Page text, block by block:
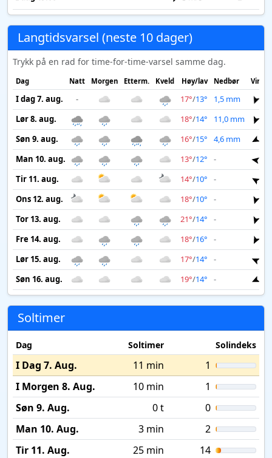
Langtidsvarsel (neste 10 dager)
Trykk på en rad for time-for-time-varsel samme dag.
Dag Natt Morgen Etterm. Kveld Høy/lav Nedbør Vind
I dag 7. aug. - 17°/13° 1,5 mm
Lør 8. aug.
18°/14° 11,0 mm
Søn 9. aug.
16°/15° 4,6 mm
Man 10. aug.
13°/12° -
Tir 11. aug.
14°/10° -
Ons 12. aug.
18°/10° -
Tor 13. aug.
21°/14° -
Fre 14. aug.
18°/16° -
Lør 15. aug.
17°/14° -
Søn 16. aug.
19°/14° -
Soltimer
Dag Soltimer Solindeks
I Dag 7. Aug. 11 min
1
I Morgen 8. Aug.
10 min
1
Søn 9. Aug.
0 t
0
Man 10. Aug.
3 min
2
Tir 11. Aug.
25 min
14